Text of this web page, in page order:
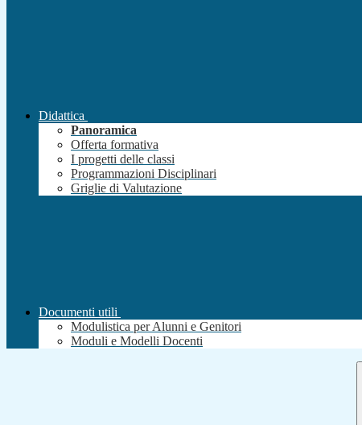
Didattica
Panoramica
Offerta formativa
I progetti delle classi
Programmazioni Disciplinari
Griglie di Valutazione
Documenti utili
Modulistica per Alunni e Genitori
Moduli e Modelli Docenti